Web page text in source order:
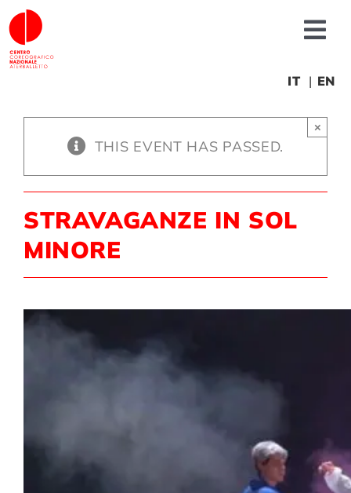
Skip
to
content
IT EN
THIS EVENT HAS PASSED.
×
STRAVAGANZE IN SOL
MINORE